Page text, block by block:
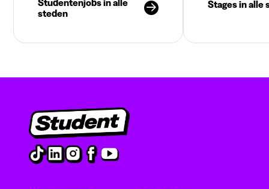
Studentenjobs in alle
steden
Stages in alle